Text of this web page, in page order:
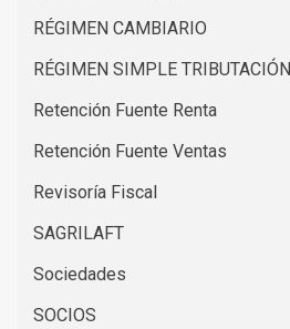
RÉGIMEN CAMBIARIO
RÉGIMEN SIMPLE TRIBUTACIÓN
Retención Fuente Renta
Retención Fuente Ventas
Revisoría Fiscal
SAGRILAFT
Sociedades
SOCIOS